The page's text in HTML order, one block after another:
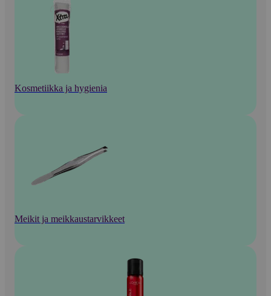
Kosmetiikka ja hygienia
Meikit ja meikkaustarvikkeet